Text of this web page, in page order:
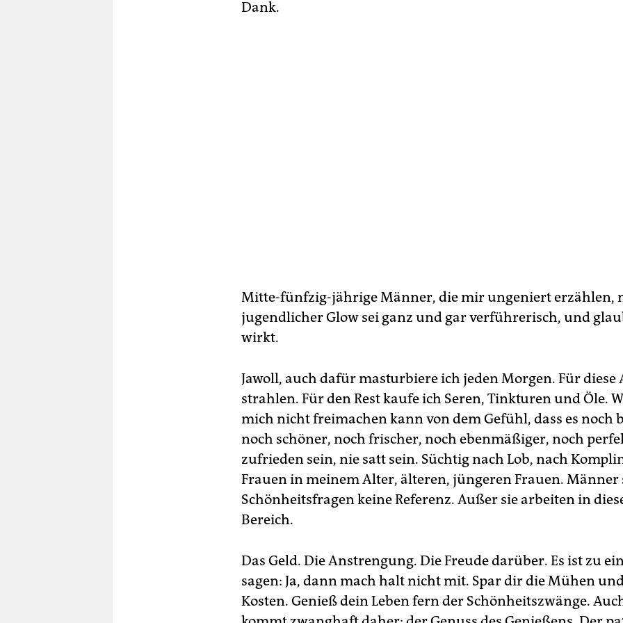
Dank.
Mitte-fünfzig-jährige Männer, die mir ungeniert erzählen,
jugendlicher Glow sei ganz und gar verführerisch, und
wirkt.
Jawoll, auch dafür masturbiere ich jeden Morgen. Für diese
strahlen. Für den Rest kaufe ich Seren, Tinkturen und Öle.
mich nicht freimachen kann von dem Gefühl, dass es noch
noch schöner, noch frischer, noch ebenmäßiger, noch
zufrieden sein, nie satt sein. Süchtig nach Lob, nach
Frauen in meinem Alter, älteren, jüngeren Frauen. Männer
Schönheitsfragen keine Referenz. Außer sie arbeiten in
Bereich.
Das Geld. Die Anstrengung. Die Freude darüber. Es ist zu
sagen: Ja, dann mach halt nicht mit. Spar dir die Mühen
Kosten. Genieß dein Leben fern der Schönheitszwänge.